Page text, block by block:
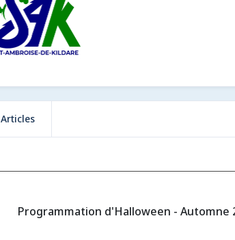
Articles
Programmation d'Halloween - Automne